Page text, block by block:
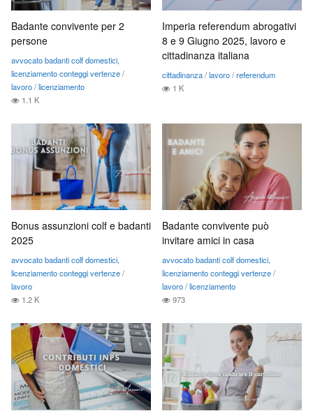
Badante convivente per 2
persone
avvocato badanti colf domestici,
licenziamento conteggi vertenze/
lavoro/licenziamento
1.1 K
Imperia referendum abrogativi
8 e 9 Giugno 2025, lavoro e
cittadinanza italiana
cittadinanza/lavoro/referendum
1 K
Bonus assunzioni colf e badanti
2025
avvocato badanti colf domestici,
licenziamento conteggi vertenze/
lavoro
1.2 K
Badante convivente può
invitare amici in casa
avvocato badanti colf domestici,
licenziamento conteggi vertenze/
lavoro/licenziamento
973